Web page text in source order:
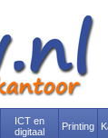
ICT en
digitaal
Printing